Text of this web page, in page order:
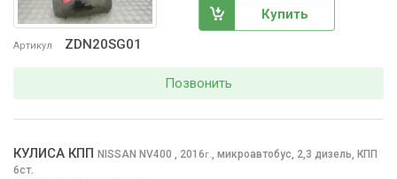
Артикул ZDN20SG01
Купить
Позвонить
КУЛИСА КПП NISSAN NV400 , 2016г., микроавтобус, 2,3 дизель, КПП
6ст.